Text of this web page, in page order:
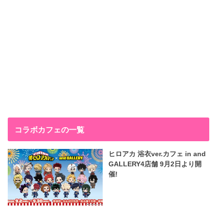
コラボカフェの一覧
ヒロアカ 浴衣ver.カフェ in and
GALLERY4店舗 9月2日より開
催!